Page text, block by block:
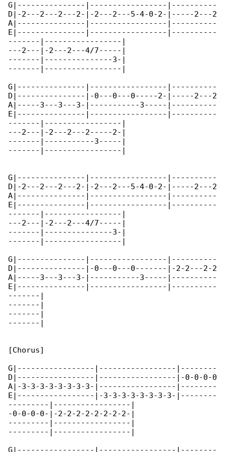
G|---------------|-----------------|----------
D|-2---2---2---2-|-2---2---5-4-0-2-|-----2---2
A|---------------|-----------------|----------
E|---------------|-----------------|----------
-------|-----------------|
---2---|-2---2---4/7-----|
-------|---------------3-|
-------|-----------------|
G|---------------|-----------------|----------
D|---------------|-0---0---0-----2-|-----2---2
A|-----3---3---3-|-----------3-----|----------
E|---------------|-----------------|----------
-------|-----------------|
---2---|-2---2---2-----2-|
-------|-----------3-----|
-------|-----------------|
G|---------------|-----------------|----------
D|-2---2---2---2-|-2---2---5-4-0-2-|-----2---2
A|---------------|-----------------|----------
E|---------------|-----------------|----------
-------|-----------------|
---2---|-2---2---4/7-----|
-------|---------------3-|
-------|-----------------|
G|---------------|-----------------|----------
D|---------------|-0---0---0-------|-2-2---2-2
A|-----3---3---3-|-----------3-----|----------
E|---------------|-----------------|----------
-------|
-------|
-------|
-------|
[Chorus]
G|-----------------|-----------------|--------
D|-----------------|-----------------|-0-0-0-0
A|-3-3-3-3-3-3-3-3-|-----------------|--------
E|-----------------|-3-3-3-3-3-3-3-3-|--------
---------|-----------------|
-0-0-0-0-|-2-2-2-2-2-2-2-2-|
---------|-----------------|
---------|-----------------|
G|-----------------|-----------------|--------